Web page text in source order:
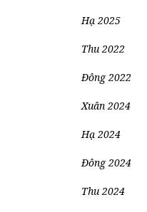
Hạ 2025
Thu 2022
Đông 2022
Xuân 2024
Hạ 2024
Đông 2024
Thu 2024